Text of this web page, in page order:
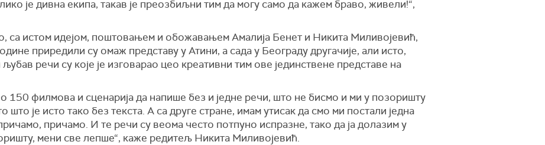
је дивна екипа, такав је преозбиљни тим да могу само да кажем браво, живели!“,
са истом идејом, поштовањем и обожавањем Амалија Бенет и Никита Миливојевић,
приредили су омаж представу у Атини, а сада у Београду другачије, али исто,
речи су које је изговарао цео креативни тим ове јединствене представе на
150 филмова и сценарија да напише без и једне речи, што не бисмо и ми у позоришту
је исто тако без текста. А са друге стране, имам утисак да смо ми постали једна
причамо. И те речи су веома често потпуно испразне, тако да ја долазим у
мени све лепше“, каже редитељ Никита Миливојевић.